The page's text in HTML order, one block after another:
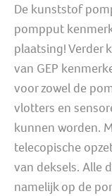
De kunststof
pompput
plaatsing! Verder
van GEP
voor zowel de
vlotters en
kunnen worden.
telecopische
van deksels. Alle
namelijk op de